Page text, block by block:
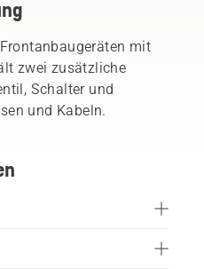
mit
zwei zusätzliche
Schalter und
und Kabeln.